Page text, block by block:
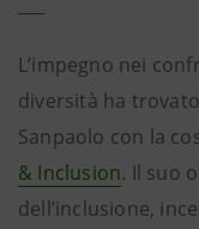
L’impegno nei
diversità ha
Sanpaolo con la
& Inclusion. Il suo
dell’inclusione,